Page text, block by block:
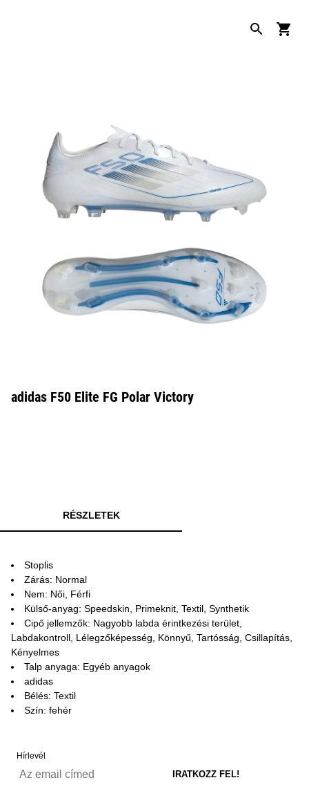
adidas F50 Elite FG Polar Victory
RÉSZLETEK
Stoplis
Zárás: Normal
Nem: Női, Férfi
Külső-anyag: Speedskin, Primeknit, Textil, Synthetik
Cipő jellemzők: Nagyobb labda érintkezési terület,
Labdakontroll, Lélegzőképesség, Könnyű, Tartósság, Csillapítás,
Kényelmes
Talp anyaga: Egyéb anyagok
adidas
Bélés: Textil
Szín: fehér
Hírlevél